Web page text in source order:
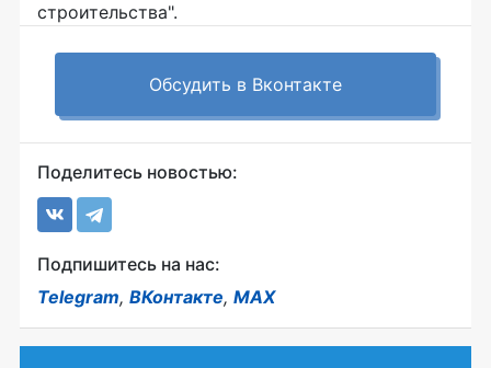
строительства".
Обсудить в Вконтакте
Поделитесь новостью:
Подпишитесь на нас:
Telegram, ВКонтакте, MAX